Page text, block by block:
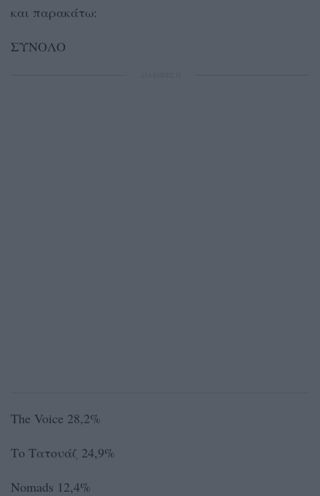
και παρακάτω:
ΣΥΝΟΛΟ
The Voice 28,2%
Το Τατουάζ 24,9%
Nomads 12,4%